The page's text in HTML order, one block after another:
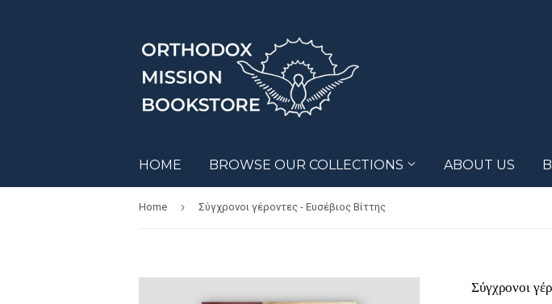
HOME BROWSE OUR COLLECTIONS ABOUT US
Home › Σύγχρονοι γέροντες - Ευσέβιος Βίττης
Σύγχρονοι